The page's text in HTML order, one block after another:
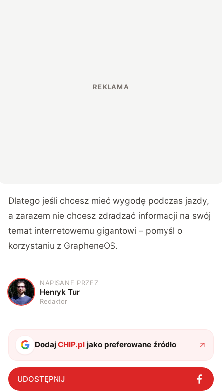
Dlatego jeśli chcesz mieć wygodę podczas jazdy,
a zarazem nie chcesz zdradzać informacji na swój
temat internetowemu gigantowi – pomyśl o
korzystaniu z GrapheneOS.
H
NAPISANE PRZEZ
Henryk Tur
Redaktor
DodajCHIP.pl jako preferowane źródło
UDOSTĘPNIJ